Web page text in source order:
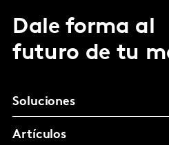
Dale forma al
futuro de tu
Soluciones
Artículos